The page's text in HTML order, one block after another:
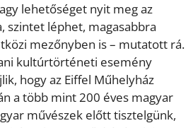
lehetőséget nyit meg az
szintet léphet, magasabbra
mezőnyben is – mutatott rá.
kultúrtörténeti esemény
hogy az Eiffel Műhelyház
a több mint 200 éves magyar
művészek előtt tisztelgünk,